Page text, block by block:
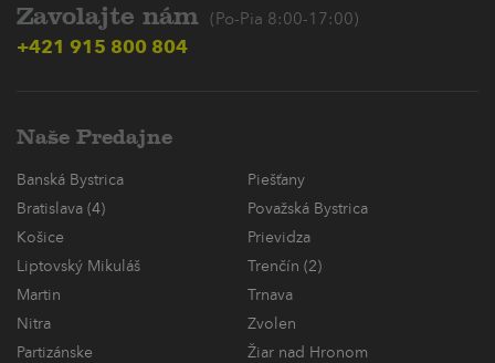
Zavolajte nám (Po-Pia 8:00-17:00)
+421 915 800 804
Naše Predajne
Banská Bystrica
Piešťany
Bratislava (4)
Považská Bystrica
Košice
Prievidza
Liptovský Mikuláš
Trenčín (2)
Martin
Trnava
Nitra
Zvolen
Partizánske
Žiar nad Hronom